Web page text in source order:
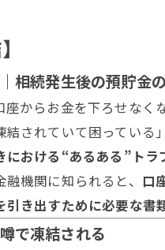
相続発生後の預貯金
座からお金を下ろせなく
されていて困っている」
における“あるある”トラ
機関に知られると、 口
引き出すために必要な書
で凍結される